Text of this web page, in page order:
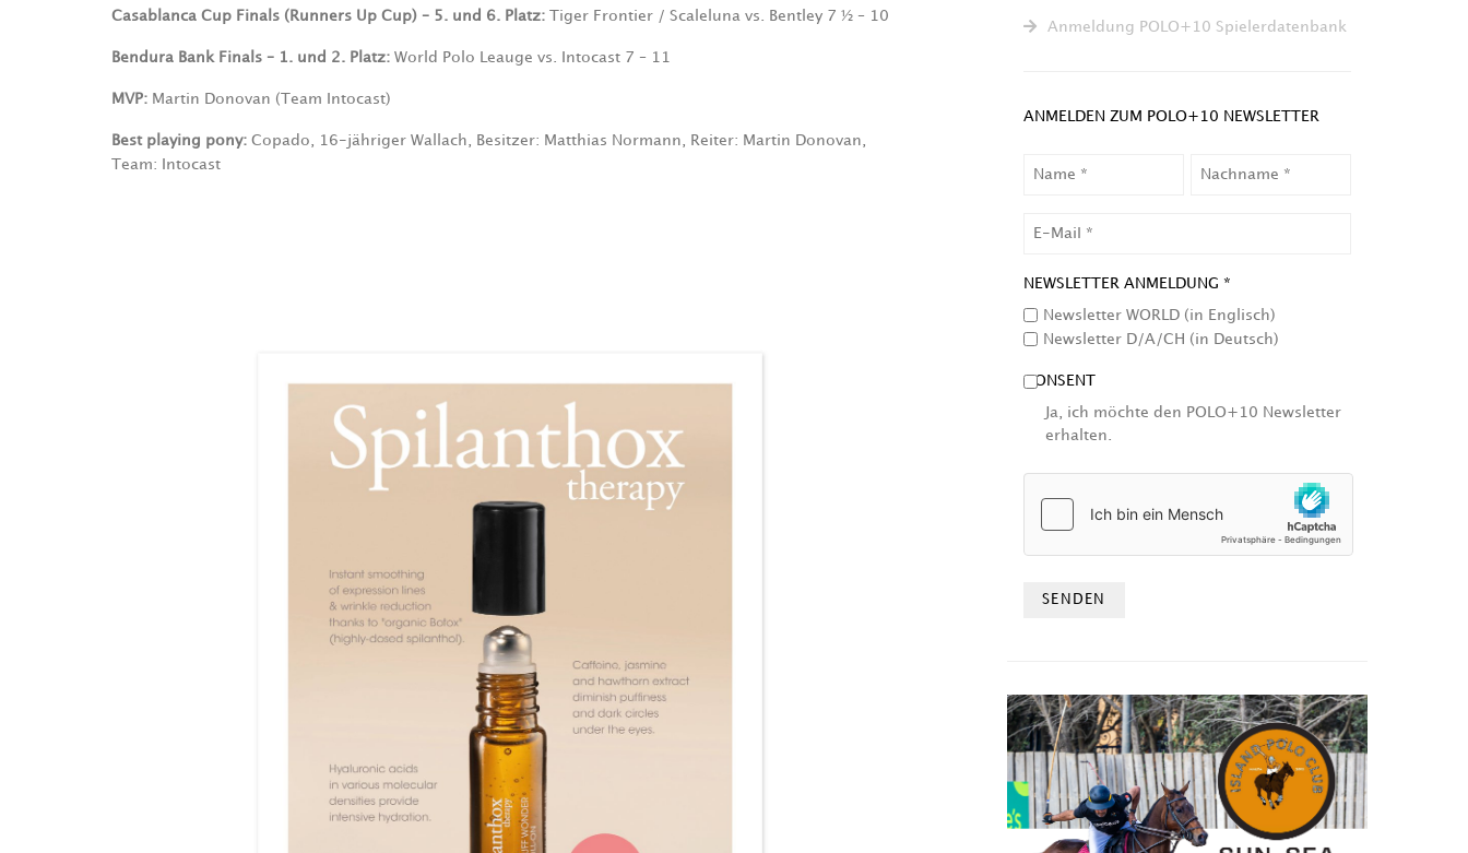
Casablanca Cup Finals (Runners Up Cup) – 5. und 6. Platz: Tiger Frontier / Scaleluna vs. Bentley 7 ½ – 10
Bendura Bank Finals – 1. und 2. Platz: World Polo Leauge vs. Intocast 7 – 11
MVP: Martin Donovan (Team Intocast)
Best playing pony: Copado, 16-jähriger Wallach, Besitzer: Matthias Normann, Reiter: Martin Donovan,
Team: Intocast
Anmeldung POLO+10 Spielerdatenbank
ANMELDEN ZUM POLO+10 NEWSLETTER
NEWSLETTER ANMELDUNG *
Newsletter WORLD (in Englisch)
Newsletter D/A/CH (in Deutsch)
CONSENT
Ja, ich möchte den POLO+10 Newsletter
erhalten.